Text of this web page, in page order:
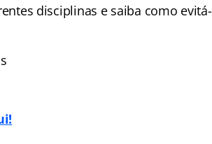
disciplinas e saiba como evitá-